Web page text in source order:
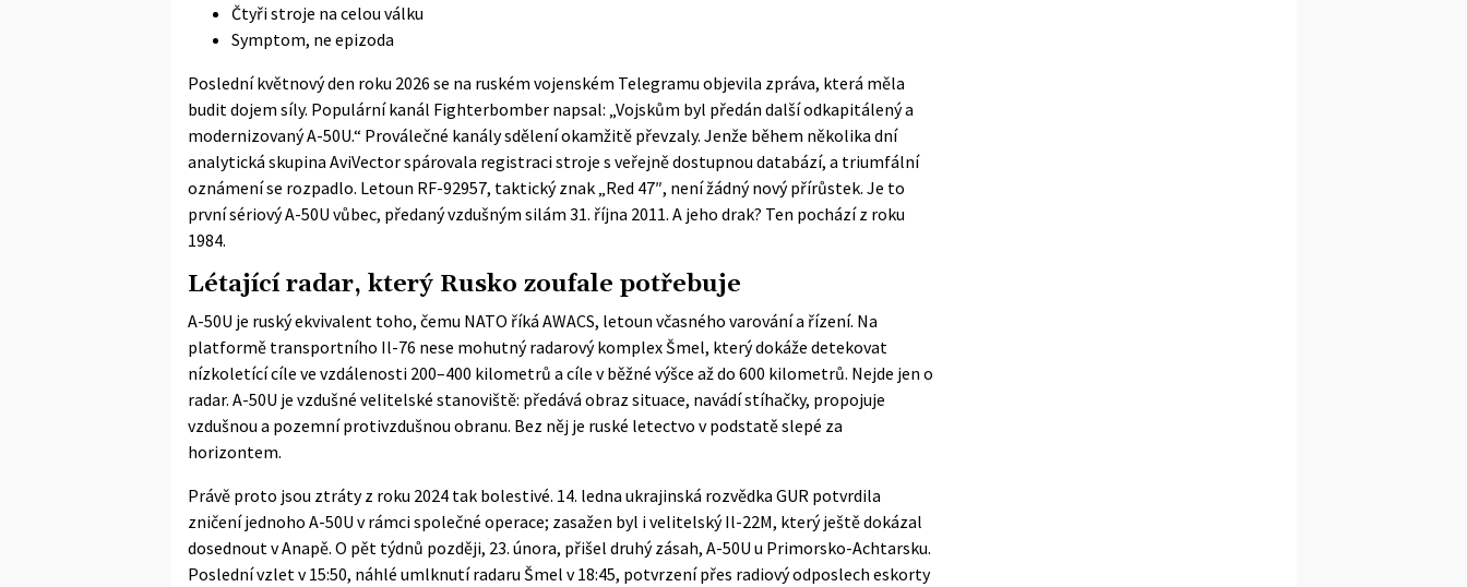
Čtyři stroje na celou válku
Symptom, ne epizoda
Poslední květnový den roku 2026 se na ruském vojenském Telegramu objevila zpráva, která měla
budit dojem síly. Populární kanál Fighterbomber napsal: „Vojskům byl předán další odkapitálený a
modernizovaný A-50U.“ Proválečné kanály sdělení okamžitě převzaly. Jenže během několika dní
analytická skupina AviVector spárovala registraci stroje s veřejně dostupnou databází, a triumfální
oznámení se rozpadlo. Letoun RF-92957, taktický znak „Red 47″, není žádný nový přírůstek. Je to
první sériový A-50U vůbec, předaný vzdušným silám 31. října 2011. A jeho drak? Ten pochází z roku
1984.
Létající radar, který Rusko zoufale potřebuje
A-50U je ruský ekvivalent toho, čemu NATO říká AWACS, letoun včasného varování a řízení. Na
platformě transportního Il-76 nese mohutný radarový komplex Šmel, který dokáže detekovat
nízkoletící cíle ve vzdálenosti 200–400 kilometrů a cíle v běžné výšce až do 600 kilometrů. Nejde jen o
radar. A-50U je vzdušné velitelské stanoviště: předává obraz situace, navádí stíhačky, propojuje
vzdušnou a pozemní protivzdušnou obranu. Bez něj je ruské letectvo v podstatě slepé za
horizontem.
Právě proto jsou ztráty z roku 2024 tak bolestivé. 14. ledna ukrajinská rozvědka GUR potvrdila
zničení jednoho A-50U v rámci společné operace; zasažen byl i velitelský Il-22M, který ještě dokázal
dosednout v Anapě. O pět týdnů později, 23. února, přišel druhý zásah, A-50U u Primorsko-Achtarsku.
Poslední vzlet v 15:50, náhlé umlknutí radaru Šmel v 18:45, potvrzení přes radiový odposlech eskorty